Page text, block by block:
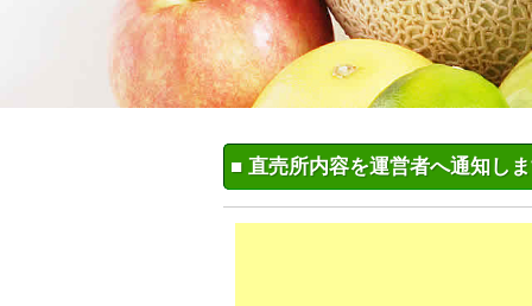
■ 直売所内容を運営者へ通知し